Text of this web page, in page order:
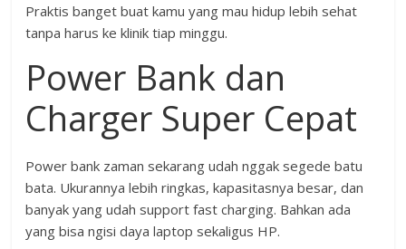
Praktis banget buat kamu yang mau hidup lebih sehat
tanpa harus ke klinik tiap minggu.
Power Bank dan
Charger Super Cepat
Power bank zaman sekarang udah nggak segede batu
bata. Ukurannya lebih ringkas, kapasitasnya besar, dan
banyak yang udah support fast charging. Bahkan ada
yang bisa ngisi daya laptop sekaligus HP.